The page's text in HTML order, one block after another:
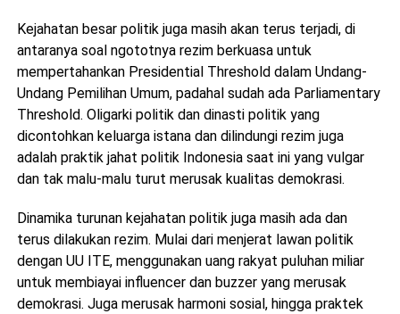
Kejahatan besar politik juga masih akan terus terjadi, di
antaranya soal ngototnya rezim berkuasa untuk
mempertahankan Presidential Threshold dalam Undang-
Undang Pemilihan Umum, padahal sudah ada Parliamentary
Threshold. Oligarki politik dan dinasti politik yang
dicontohkan keluarga istana dan dilindungi rezim juga
adalah praktik jahat politik Indonesia saat ini yang vulgar
dan tak malu-malu turut merusak kualitas demokrasi.
Dinamika turunan kejahatan politik juga masih ada dan
terus dilakukan rezim. Mulai dari menjerat lawan politik
dengan UU ITE, menggunakan uang rakyat puluhan miliar
untuk membiayai influencer dan buzzer yang merusak
demokrasi. Juga merusak harmoni sosial, hingga praktek